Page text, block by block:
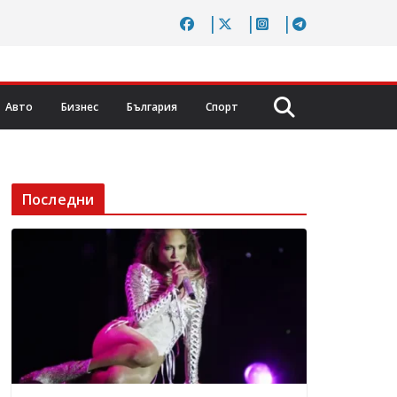
Авто Бизнес България Спорт
Последни